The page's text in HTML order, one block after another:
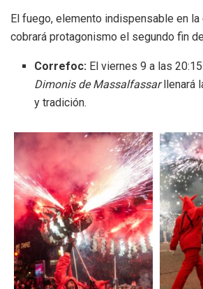
El fuego, elemento indispensable en la
cobrará protagonismo el segundo fin
Correfoc: El viernes 9 a las
Dimonis de Massalfassarllenará
y tradición.